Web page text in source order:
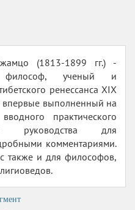
(1813-1899 гг.) -
философ, ученый и
ренессанса ХIХ
впервые выполненный на
практического
руководства для
комментариями.
также и для философов,